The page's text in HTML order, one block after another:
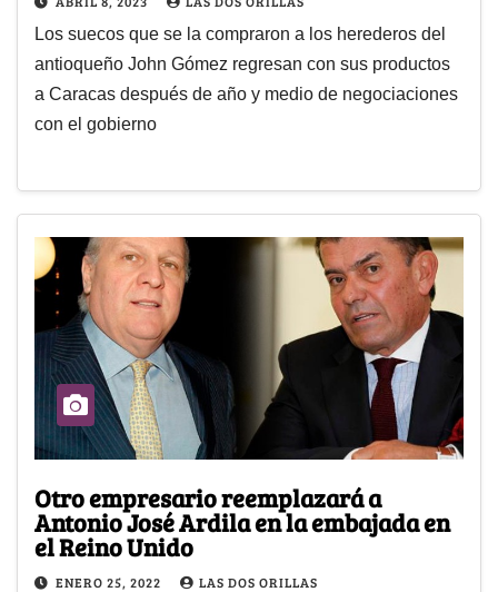
Los suecos que se la compraron a los herederos del
antioqueño John Gómez regresan con sus productos
a Caracas después de año y medio de negociaciones
con el gobierno
Otro empresario reemplazará a
Antonio José Ardila en la embajada en
el Reino Unido
ENERO 25, 2022 LAS DOS ORILLAS